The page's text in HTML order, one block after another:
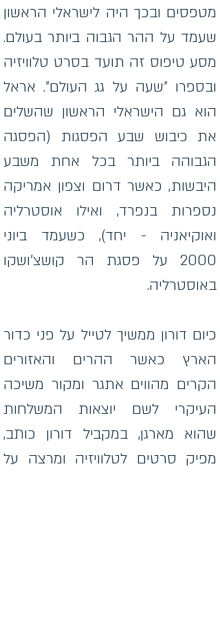
מטפסים ובכך היה לישראלי הראשון
שעמד על ההר הגבוה ביותר בעולם.
מסע טיפוס זה תועד בסרט טלוויזיה
ובספרו "שעה על גג העולם". אראל
הוא גם הישראלי הראשון שהשלים
את כיבוש שבע הפסגות (הפסגה
הגבוהה ביותר בכל אחת משבע
היבשות, כאשר דרום וצפון אמריקה
נספרות בנפרד, ואילו אוסטרליה
ואוקיאניה - יחד), כשעמד ביוני
2000 על פסגת הר קושצ'ושקו
באוסטרליה.
כיום דורון ממשיך לטייל על פני כדור
הארץ כאשר ההרים והאזורים
הקרים מהווים אתגר ומקור משיכה
העיקרי לשם יוצאות המשלחות
שהוא מארגן, במקביל דורון כותב,
מפיק סרטים לטלוויזיה ומרצה על